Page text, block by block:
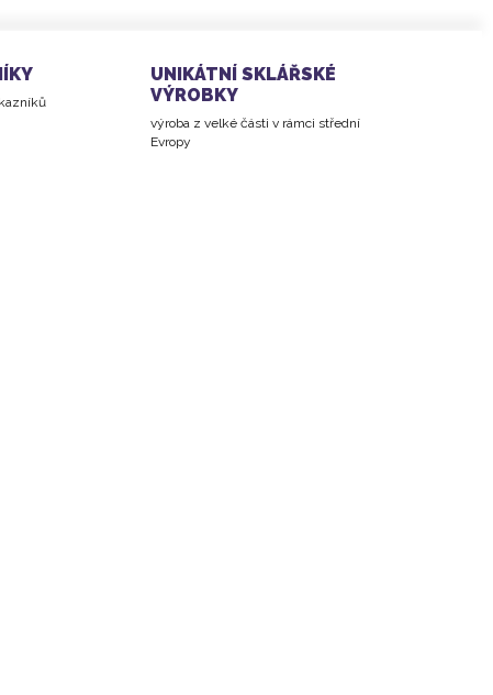
UNIKÁTNÍ SKLÁŘSKÉ
VÝROBKY
výroba z velké části v rámci střední
Evropy